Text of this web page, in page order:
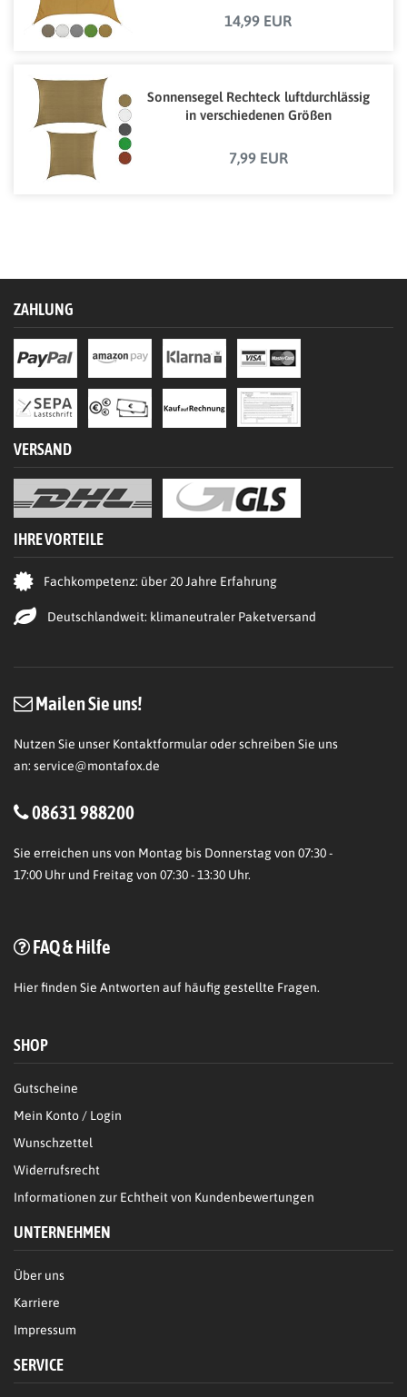
14,99 EUR
Sonnensegel Rechteck luftdurchlässig
in verschiedenen Größen
7,99 EUR
ZAHLUNG
VERSAND
IHRE VORTEILE
Fachkompetenz: über 20 Jahre Erfahrung
Deutschlandweit: klimaneutraler Paketversand
Mailen Sie uns!
Nutzen Sie unser Kontaktformular oder schreiben Sie uns
an: service@montafox.de
08631 988200
Sie erreichen uns von Montag bis Donnerstag von 07:30 -
17:00 Uhr und Freitag von 07:30 - 13:30 Uhr.
FAQ & Hilfe
Hierfinden Sie Antworten auf häufig gestellte Fragen.
SHOP
Gutscheine
Mein Konto / Login
Wunschzettel
Widerrufsrecht
Informationen zur Echtheit von Kundenbewertungen
UNTERNEHMEN
Über uns
Karriere
Impressum
SERVICE